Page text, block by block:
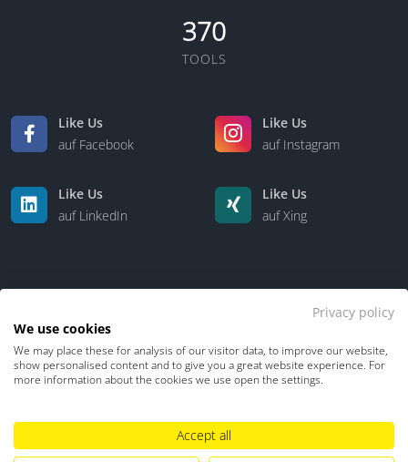
370
TOOLS
Like Us
auf Facebook
Like Us
auf Instagram
Like Us
auf LinkedIn
Like Us
auf Xing
Kontakt Über uns
Impressum
Hinweisgebersystem
Umgang mit KI
Privacy policy
We use cookies
We may place these for analysis of our visitor data, to improve our website,
show personalised content and to give you a great website experience. For
more information about the cookies we use open the settings.
Accept all